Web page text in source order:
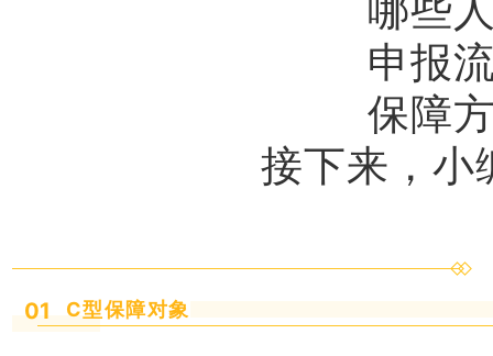
申报
保障
接下来，小
01
C型保障对象